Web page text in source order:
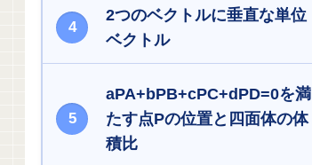
2つのベクトルに垂直な単位
ベクトル
aPA+bPB+cPC+dPD=0を満
たす点Pの位置と四面体の体
積比